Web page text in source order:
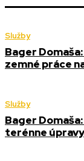
Služby
Bager
zemné práce
Služby
Bager
terénne